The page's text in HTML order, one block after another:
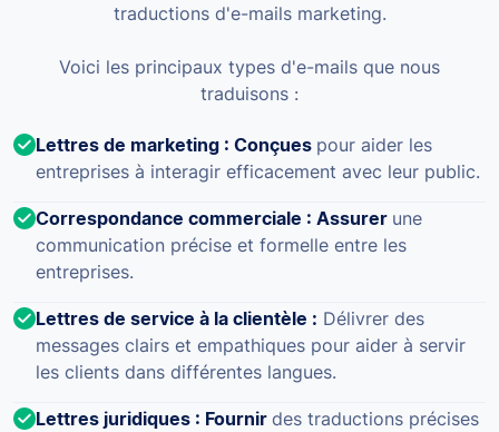
traductions d'e-mails marketing.
Voici les principaux types d'e-mails que nous
traduisons :
Lettres de marketing : Conçues pour aider les
entreprises à interagir efficacement avec leur public.
Correspondance commerciale : Assurer une
communication précise et formelle entre les
entreprises.
Lettres de service à la clientèle : Délivrer des
messages clairs et empathiques pour aider à servir
les clients dans différentes langues.
Lettres juridiques : Fournir des traductions précises